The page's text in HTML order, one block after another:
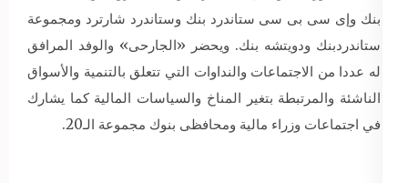
بنك وإى سى بى سى ستاندرد بنك وستاندرد شارترد ومجموعة
ستاندردبنك ودويتشه بنك. ويحضر «الجارحى» والوفد المرافق
له عددا من الاجتماعات والنداوات التي تتعلق بالتنمية والأسواق
الناشئة والمرتبطة بتغير المناخ والسياسات المالية كما يشارك
في اجتماعات وزراء مالية ومحافظى بنوك مجموعة الـ20.